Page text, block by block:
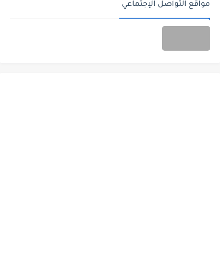
مواقع التواصل الإجتماعي